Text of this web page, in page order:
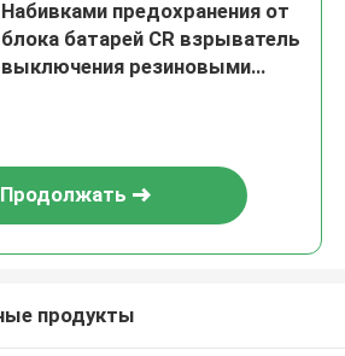
Набивками предохранения от
блока батарей CR взрыватель
выключения резиновыми
Продолжать
продукты